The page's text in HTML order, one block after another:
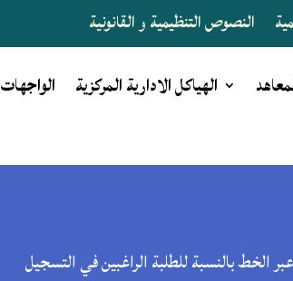
النصوص التنظيمية و القانونية
الهياكل الادارية المركزية الواجهات
الخط بالنسبة للطلبة الراغبين في التسجيل